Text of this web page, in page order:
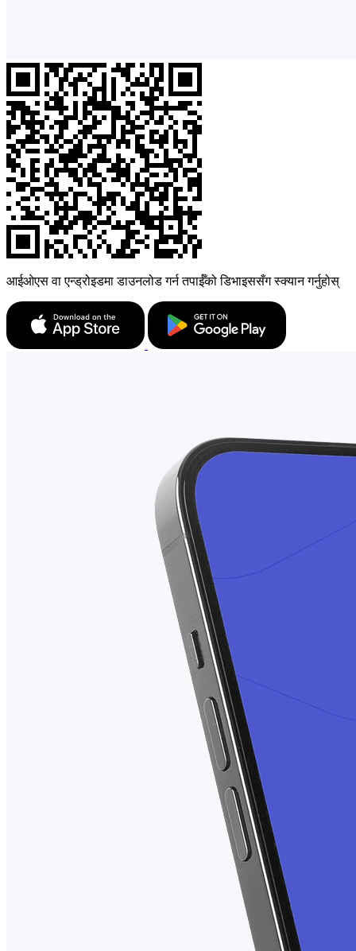
आईओएस वा एन्ड्रोइडमा डाउनलोड गर्न तपाईँको डिभाइससँग स्क्यान गर्नुहोस्